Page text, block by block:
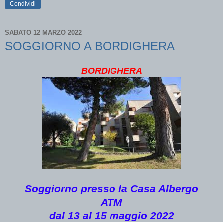
Condividi
SABATO 12 MARZO 2022
SOGGIORNO A BORDIGHERA
BORDIGHERA
Soggiorno presso la Casa Albergo
ATM
dal 13 al 15 maggio 2022